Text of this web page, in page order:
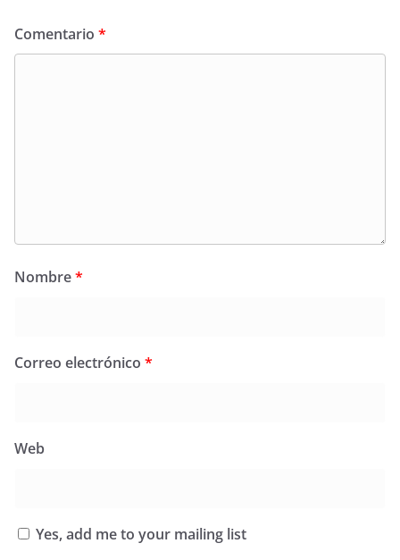
Comentario *
Nombre*
Correo electrónico *
Web
Yes, add me to your mailing list